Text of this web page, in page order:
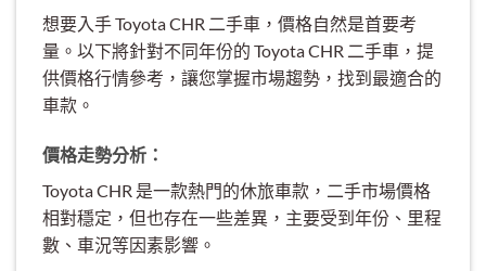
想要入手 Toyota CHR 二手車，價格自然是首要考
量。以下將針對不同年份的 Toyota CHR 二手車，提
供價格行情參考，讓您掌握市場趨勢，找到最適合的
車款。
價格走勢分析：
Toyota CHR 是一款熱門的休旅車款，二手市場價格
相對穩定，但也存在一些差異，主要受到年份、里程
數、車況等因素影響。